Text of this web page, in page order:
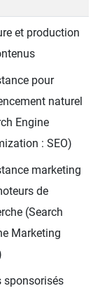
et production
pour
naturel
Engine
: SEO)
marketing
de
(Search
Marketing
sponsorisés